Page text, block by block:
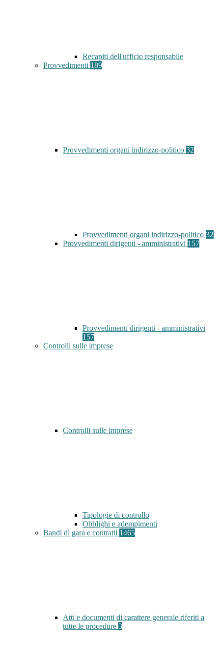
Recapiti dell'ufficio responsabile
Provvedimenti 189
Provvedimenti organi indirizzo-politico 32
Provvedimenti organi indirizzo-politico 32
Provvedimenti dirigenti - amministrativi 157
Provvedimenti dirigenti - amministrativi
157
Controlli sulle imprese
Controlli sulle imprese
Tipologie di controllo
Obblighi e adempimenti
Bandi di gara e contratti 1465
Atti e documenti di carattere generale riferiti a
tutte le procedure 3